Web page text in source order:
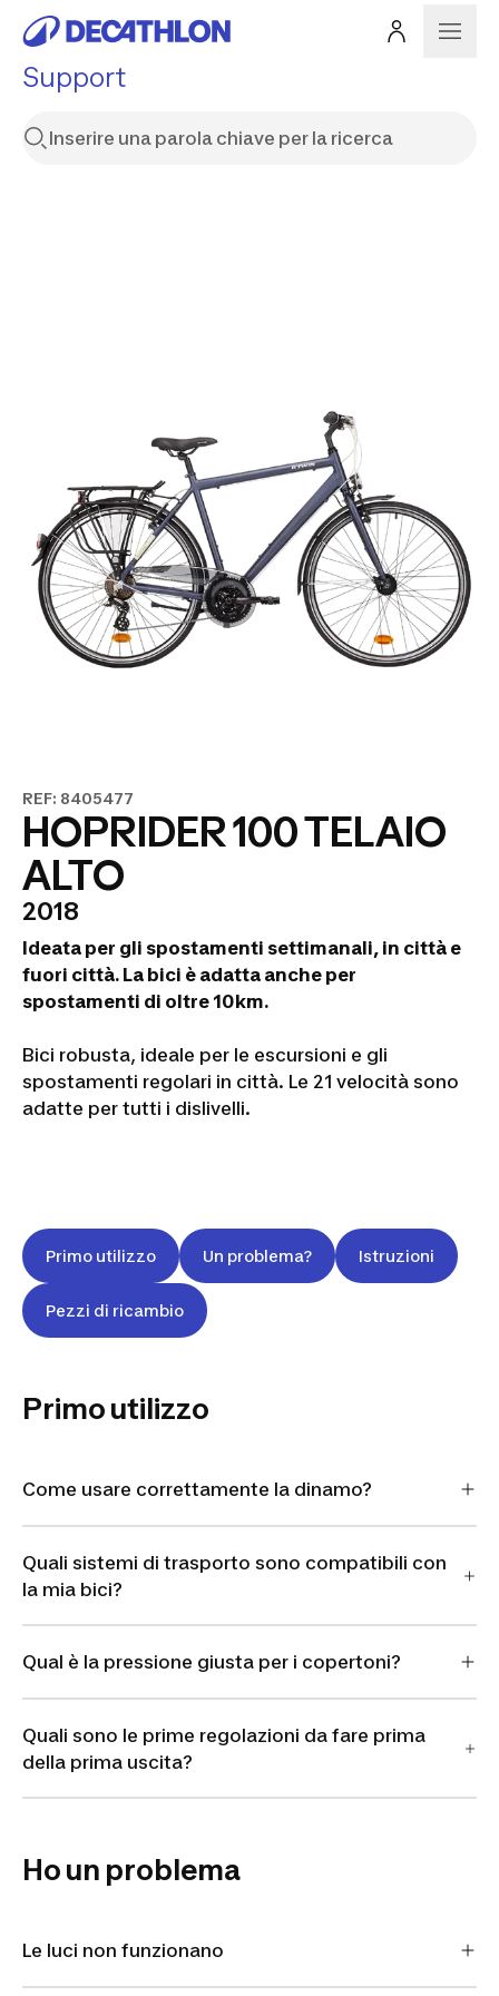
Support
REF: 8405477
HOPRIDER 100 TELAIO
ALTO
2018
Ideata per gli spostamenti settimanali, in città e
fuori città. La bici è adatta anche per
spostamenti di oltre 10km.
Bici robusta, ideale per le escursioni e gli
spostamenti regolari in città. Le 21 velocità sono
adatte per tutti i dislivelli.
Primo utilizzo Un problema? Istruzioni
Pezzi di ricambio
Primo utilizzo
Come usare correttamente la dinamo?
Quali sistemi di trasporto sono compatibili con
la mia bici?
Qual è la pressione giusta per i copertoni?
Quali sono le prime regolazioni da fare prima
della prima uscita?
Ho un problema
Le luci non funzionano